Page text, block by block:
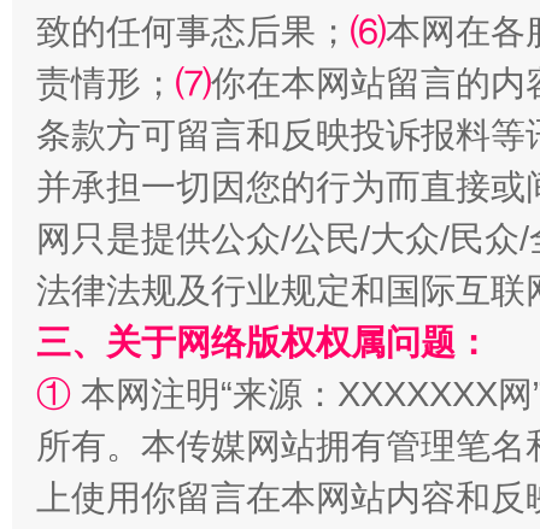
全民健身五年计划来了！等你上场
致的任何事态后果； ⑹本网在各
责情形； ⑺你在本网站留言的内
条款方可留言和反映投诉报料
并承担一切因您的行为而直接
网只是提供公众/公民/大众/民
法律法规及行业规定和国际互
三、关于网络版权权属问题：
① 本网注明“来源：XXXXXXX
所有。本传媒网站拥有管理笔
上使用你留言在本网站内容和